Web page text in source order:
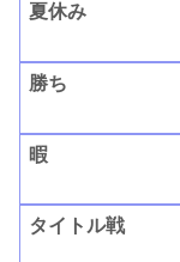
夏休み
勝ち
暇
タイトル戦